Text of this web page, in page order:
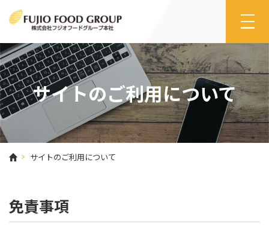
サイトのご利用について
サイトのご利用について
免責事項